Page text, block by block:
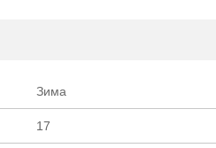
Зима
17
шин ОПТ/РОЗНИЦА